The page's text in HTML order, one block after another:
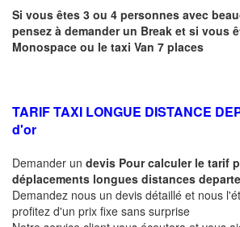
Si vous êtes 3 ou 4 personnes avec
pensez à demander un Break et si vous
Monospace ou le taxi Van 7 places
TARIF TAXI LONGUE DISTANCE
d'or
Demander un devis Pour calculer le tarif
déplacements longues distances
Demandez nous un devis détaillé et nous
profitez d'un prix fixe sans surprise